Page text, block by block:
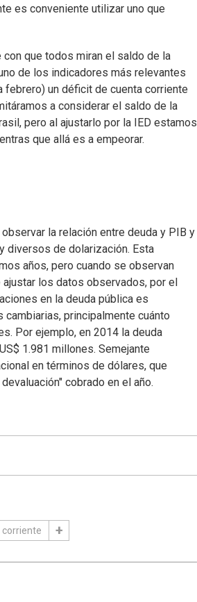
es conveniente utilizar uno que
que todos miran el saldo de la
de los indicadores más relevantes
un déficit de cuenta corriente
a considerar el saldo de la
pero al ajustarlo por la IED estamos
que allá es a empeorar.
la relación entre deuda y PIB y
diversos de dolarización. Esta
años, pero cuando se observan
los datos observados, por el
en la deuda pública es
principalmente cuánto
Por ejemplo, en 2014 la deuda
1.981 millones. Semejante
en términos de dólares, que
cobrado en el año.
corriente